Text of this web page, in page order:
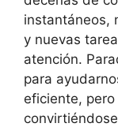
instantáneos,
y nuevas
atención.
para
eficiente,